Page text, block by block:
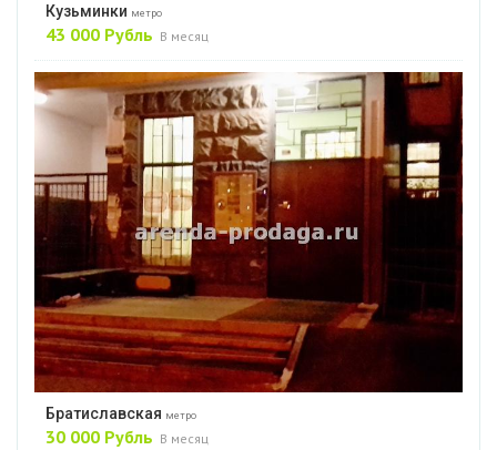
Кузьминки метро
43 000 Рубль В месяц
Братиславская метро
30 000 Рубль В месяц